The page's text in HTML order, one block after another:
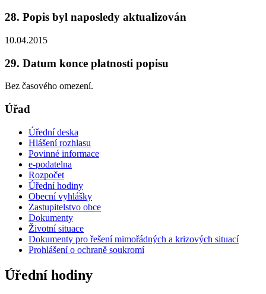
28. Popis byl naposledy aktualizován
10.04.2015
29. Datum konce platnosti popisu
Bez časového omezení.
Úřad
Úřední deska
Hlášení rozhlasu
Povinné informace
e-podatelna
Rozpočet
Úřední hodiny
Obecní vyhlášky
Zastupitelstvo obce
Dokumenty
Životní situace
Dokumenty pro řešení mimořádných a krizových situací
Prohlášení o ochraně soukromí
Úřední hodiny